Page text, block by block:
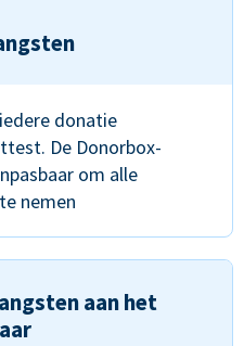
donatie
De Donorbox-
om alle
nemen
aan het